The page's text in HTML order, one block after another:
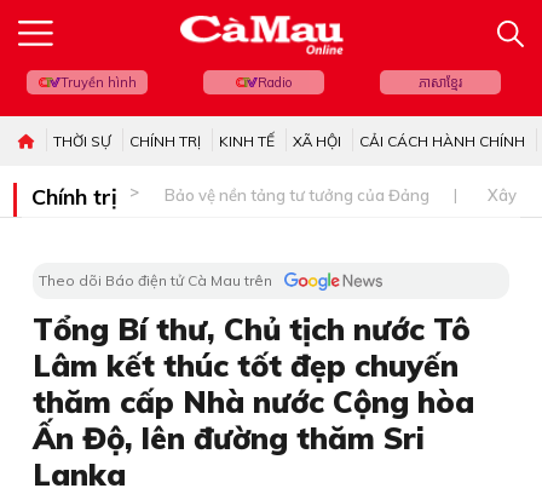
Truyền hình Radio ភាសាខ្មែរ
THỜI SỰ CHÍNH TRỊ KINH TẾ XÃ HỘI CẢI CÁCH HÀNH CHÍNH
Chính trị Bảo vệ nền tảng tư tưởng của Đảng Xây
Theo dõi Báo điện tử Cà Mau trên
Tổng Bí thư, Chủ tịch nước Tô
Lâm kết thúc tốt đẹp chuyến
thăm cấp Nhà nước Cộng hòa
Ấn Độ, lên đường thăm Sri
Lanka